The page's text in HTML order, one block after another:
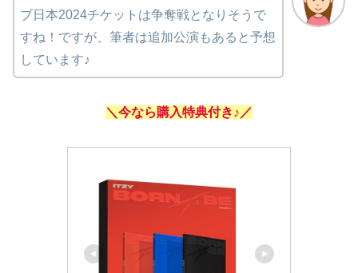
ブ日本2024チケットは争奪戦となりそうで
すね！ですが、筆者は追加公演もあると予想
しています♪
＼今なら購入特典付き♪／